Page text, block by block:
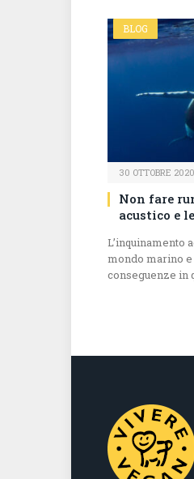
BLOG
30 OTTOBRE 2020
Non fare
acustico e
L’inquinamento
mondo marino
conseguenze in